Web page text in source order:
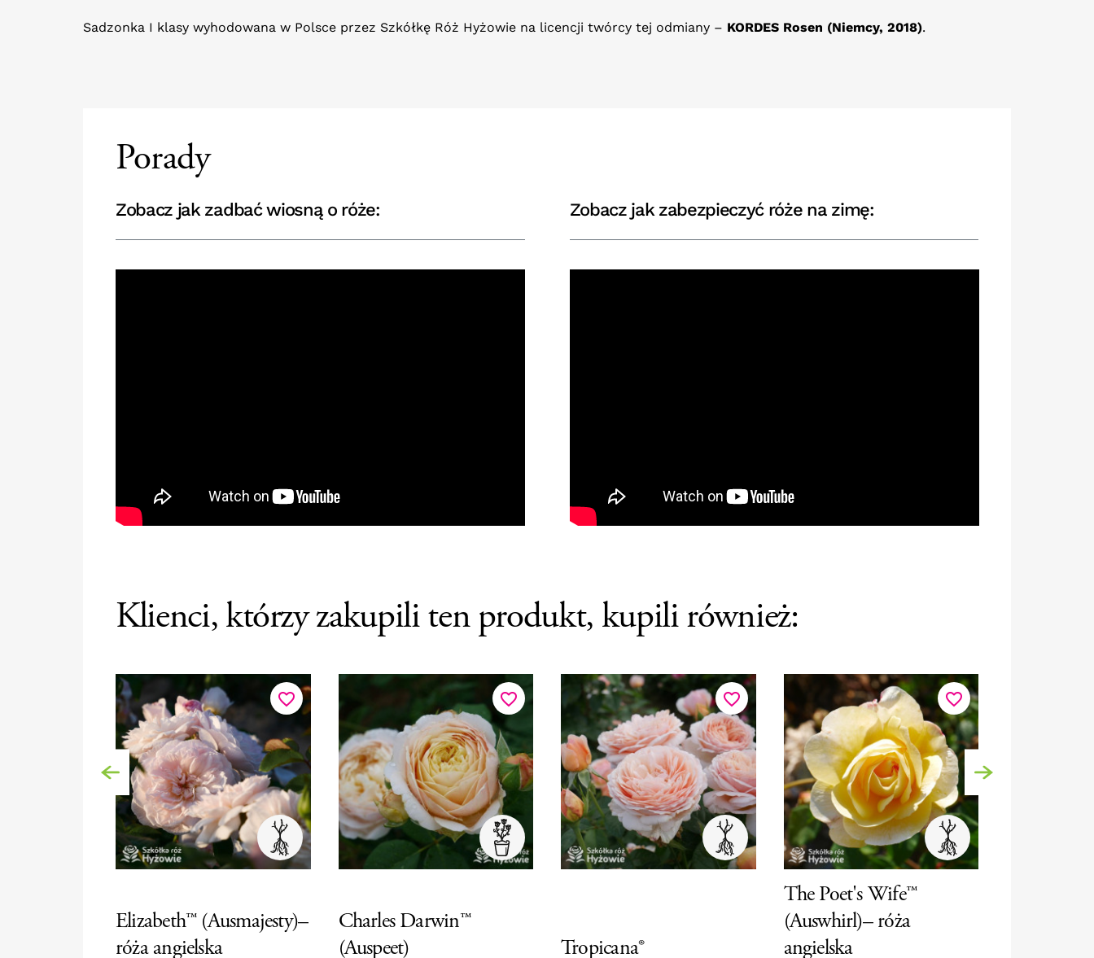
Sadzonka I klasy wyhodowana w Polsce przez Szkółkę Róż Hyżowie na licencji twórcy tej odmiany – KORDES Rosen (Niemcy, 2018).
Porady
Zobacz jak zadbać wiosną o róże: Zobacz jak zabezpieczyć róże na zimę:
Klienci, którzy zakupili ten produkt, kupili również:
favorite_border
Elizabeth™ (Ausmajesty)–
róża angielska
favorite_border
Charles Darwin™
(Auspeet)
favorite_border
Tropicana®
favorite_border
The Poet's Wife™
(Auswhirl)– róża
angielska
Poprzedni Następny